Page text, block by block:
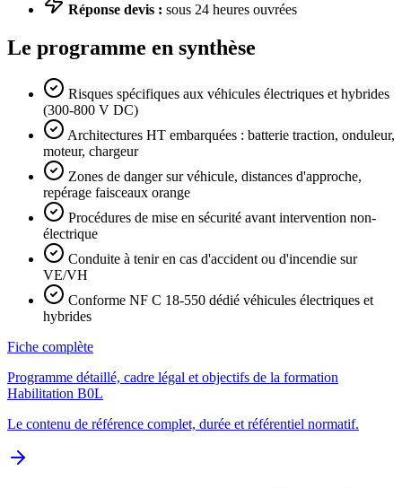
Réponse devis : sous 24 heures ouvrées
Le programme en synthèse
Risques spécifiques aux véhicules électriques et hybrides
(300-800 V DC)
Architectures HT embarquées : batterie traction, onduleur,
moteur, chargeur
Zones de danger sur véhicule, distances d'approche,
repérage faisceaux orange
Procédures de mise en sécurité avant intervention non-
électrique
Conduite à tenir en cas d'accident ou d'incendie sur
VE/VH
Conforme NF C 18-550 dédié véhicules électriques et
hybrides
Fiche complète
Programme détaillé, cadre légal et objectifs de la formation
Habilitation B0L
Le contenu de référence complet, durée et référentiel normatif.